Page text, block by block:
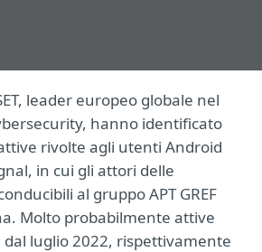
leader europeo globale nel
hanno identificato
rivolte agli utenti Android
in cui gli attori delle
al gruppo APT GREF
Molto probabilmente attive
dal luglio 2022, rispettivamente